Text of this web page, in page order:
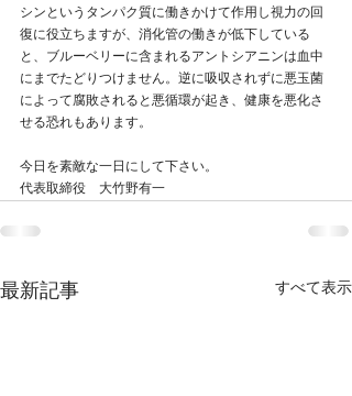
シンというタンパク質に働きかけて作用し視力の回
復に役立ちますが、消化管の働きが低下している
と、ブルーベリーに含まれるアントシアニンは血中
にまでたどりつけません。逆に吸収されずに悪玉菌
によって腐敗されると悪循環が起き、健康を悪化さ
せる恐れもあります。
今日を素敵な一日にして下さい。
代表取締役　大竹野有一
最新記事 すべて表示